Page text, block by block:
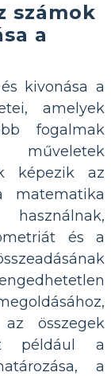
számok
a
kivonása a
amelyek
fogalmak
képezik az
matematika
és a
összegek
például a
a